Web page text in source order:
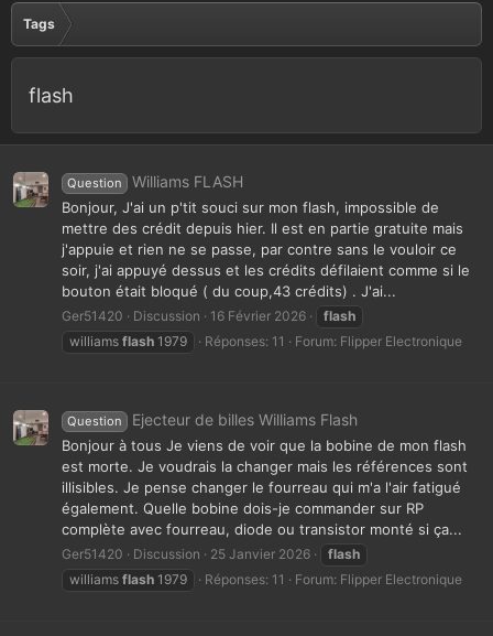
Tags
flash
Question Williams FLASH
Bonjour, J'ai un p'tit souci sur mon flash, impossible de
mettre des crédit depuis hier. Il est en partie gratuite mais
j'appuie et rien ne se passe, par contre sans le vouloir ce
soir, j'ai appuyé dessus et les crédits défilaient comme si le
bouton était bloqué ( du coup,43 crédits) . J'ai...
Ger51420 Discussion 16 Février 2026
flash
williams flash 1979 Réponses: 11 Forum: Flipper Electronique
Question Ejecteur de billes Williams Flash
Bonjour à tous Je viens de voir que la bobine de mon flash
est morte. Je voudrais la changer mais les références sont
illisibles. Je pense changer le fourreau qui m'a l'air fatigué
également. Quelle bobine dois-je commander sur RP
complète avec fourreau, diode ou transistor monté si ça...
Ger51420 Discussion 25 Janvier 2026
flash
williams flash 1979 Réponses: 11 Forum: Flipper Electronique